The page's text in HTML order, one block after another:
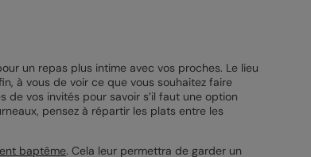
un repas plus intime avec vos proches. Le lieu
à vous de voir ce que vous souhaitez faire
de vos invités pour savoir s’il faut une option
pensez à répartir les plats entre les
baptême. Cela leur permettra de garder un